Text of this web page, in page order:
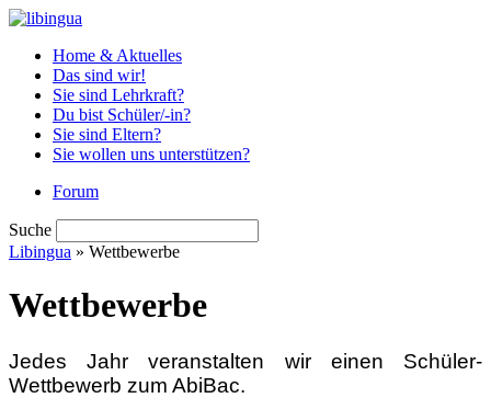
Home & Aktuelles
Das sind wir!
Sie sind Lehrkraft?
Du bist Schüler/-in?
Sie sind Eltern?
Sie wollen uns unterstützen?
Forum
Suche
Libingua » Wettbewerbe
Wettbewerbe
Jedes Jahr veranstalten wir einen Schüler-
Wettbewerb zum AbiBac.